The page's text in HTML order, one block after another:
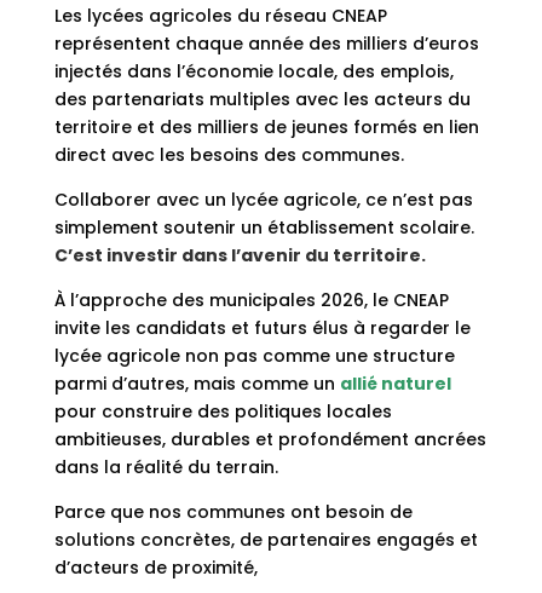
Les lycées agricoles du réseau CNEAP
représentent chaque année des milliers d’euros
injectés dans l’économie locale, des emplois,
des partenariats multiples avec les acteurs du
territoire et des milliers de jeunes formés en lien
direct avec les besoins des communes.
Collaborer avec un lycée agricole, ce n’est pas
simplement soutenir un établissement scolaire.
C’est investir dans l’avenir du territoire.
À l’approche des municipales 2026, le CNEAP
invite les candidats et futurs élus à regarder le
lycée agricole non pas comme une structure
parmi d’autres, mais comme un allié naturel
pour construire des politiques locales
ambitieuses, durables et profondément ancrées
dans la réalité du terrain.
Parce que nos communes ont besoin de
solutions concrètes, de partenaires engagés et
d’acteurs de proximité,